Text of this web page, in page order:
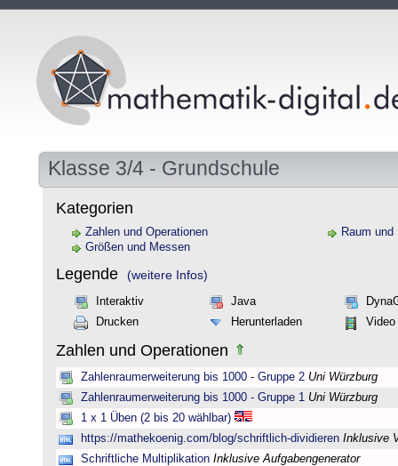
Klasse 3/4 - Grundschule
Kategorien
Zahlen und Operationen
Raum und
Größen und Messen
Legende (weitere Infos)
Interaktiv Java
Drucken
Herunterladen Video
Zahlen und Operationen
Zahlenraumerweiterung bis 1000 - Gruppe 2 Uni Würzburg
Zahlenraumerweiterung bis 1000 - Gruppe 1 Uni Würzburg
1 x 1 Üben (2 bis 20 wählbar)
https://mathekoenig.com/blog/schriftlich-dividieren Inklusive
Schriftliche Multiplikation Inklusive Aufgabengenerator